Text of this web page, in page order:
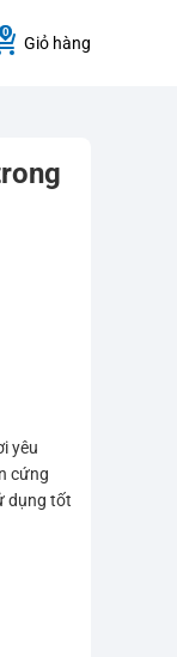
Giỏ hàng
yêu
cứng
dụng tốt